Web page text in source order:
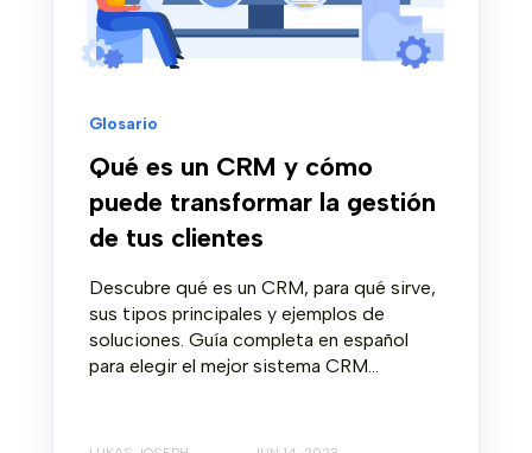
Glosario
Qué es un CRM y cómo
puede transformar la gestión
de tus clientes
Descubre qué es un CRM, para qué sirve,
sus tipos principales y ejemplos de
soluciones. Guía completa en español
para elegir el mejor sistema CRM...